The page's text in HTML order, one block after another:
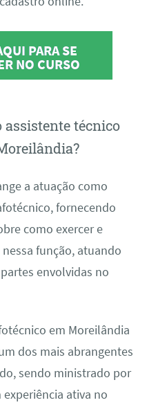
PARA SE
NO CURSO
assistente técnico
a atuação como
fornecendo
como exercer e
função, atuando
envolvidas no
em Moreilândia
dos mais abrangentes
sendo ministrado por
ativa no